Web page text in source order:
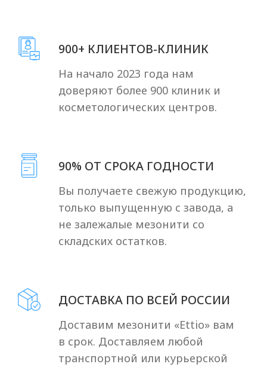
Посмотреть отзывы